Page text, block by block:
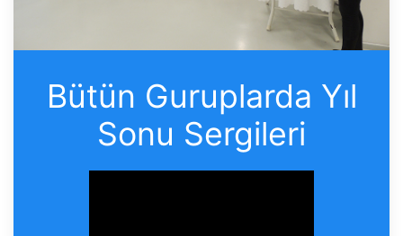
Bütün Guruplarda Yıl
Sonu Sergileri